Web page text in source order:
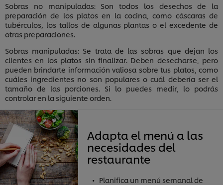
Sobras no manipuladas: Son todos los desechos de la
preparación de los platos en la cocina, como cáscaras de
tubérculos, los tallos de algunas plantas o el excedente de
otras preparaciones.
Sobras manipuladas: Se trata de las sobras que dejan los
clientes en los platos sin finalizar. Deben desecharse, pero
pueden brindarte información valiosa sobre tus platos, como
cuáles ingredientes no son populares o cuál debería ser el
tamaño de las porciones. Si lo puedes medir, lo podrás
controlar en la siguiente orden.
Adapta el menú a las
necesidades del
restaurante
Planifica un menú semanal de